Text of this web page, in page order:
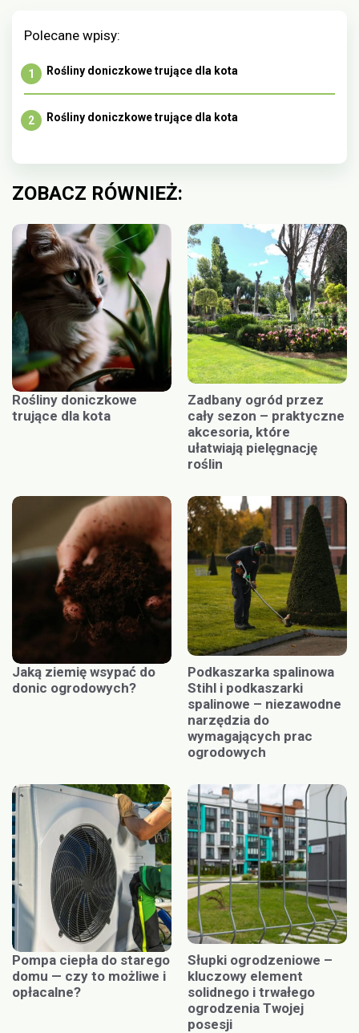
Polecane wpisy:
Rośliny doniczkowe trujące dla kota
Rośliny doniczkowe trujące dla kota
ZOBACZ RÓWNIEŻ:
Rośliny doniczkowe
trujące dla kota
Zadbany ogród przez
cały sezon – praktyczne
akcesoria, które
ułatwiają pielęgnację
roślin
Jaką ziemię wsypać do
donic ogrodowych?
Podkaszarka spalinowa
Stihl i podkaszarki
spalinowe – niezawodne
narzędzia do
wymagających prac
ogrodowych
Pompa ciepła do starego
domu — czy to możliwe i
opłacalne?
Słupki ogrodzeniowe –
kluczowy element
solidnego i trwałego
ogrodzenia Twojej
posesji